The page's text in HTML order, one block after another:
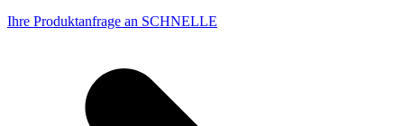
Ihre Produktanfrage an SCHNELLE